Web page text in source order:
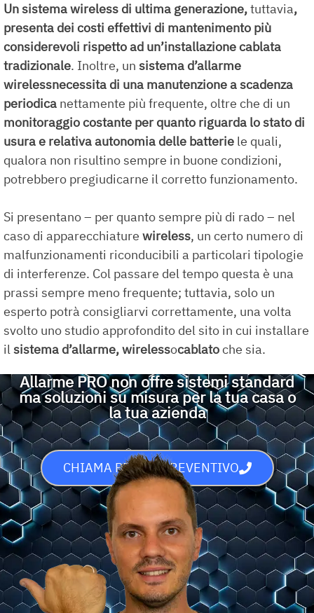
Unsistema wireless di ultima generazione,tuttavia,
presenta dei costi effettivi di mantenimento più
considerevoli rispetto ad un’installazionecablata
tradizionale. Inoltre, un sistema d’allarme
wirelessnecessita di una manutenzione a scadenza
periodica nettamente più frequente, oltre che di un
monitoraggio costante per quanto riguarda lo stato di
usura e relativa autonomia delle batterie le quali,
qualora non risultino sempre in buone condizioni,
potrebbero pregiudicarne il corretto funzionamento.
Si presentano – per quanto sempre più di rado – nel
caso di apparecchiature wireless, un certo numero di
malfunzionamenti riconducibili a particolari tipologie
di interferenze. Col passare del tempo questa è una
prassi sempre meno frequente; tuttavia, solo un
esperto potrà consigliarvi correttamente, una volta
svolto uno studio approfondito del sito in cui installare
ilsistema d’allarme,wirelessocablatoche sia.
Allarme PRO non offre sistemi standard
ma soluzioni su misura per la tua casa o
la tua azienda
CHIAMA PER UN PREVENTIVO